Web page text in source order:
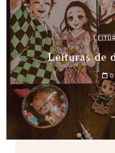
Leituras de